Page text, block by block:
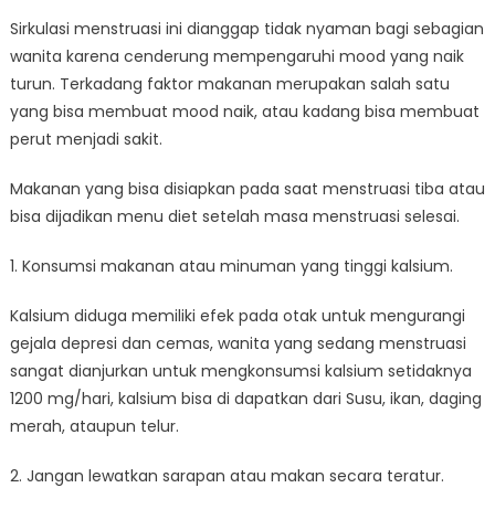
Sirkulasi menstruasi ini dianggap tidak nyaman bagi sebagian
wanita karena cenderung mempengaruhi mood yang naik
turun. Terkadang faktor makanan merupakan salah satu
yang bisa membuat mood naik, atau kadang bisa membuat
perut menjadi sakit.
Makanan yang bisa disiapkan pada saat menstruasi tiba atau
bisa dijadikan menu diet setelah masa menstruasi selesai.
1. Konsumsi makanan atau minuman yang tinggi kalsium⁠.
Kalsium diduga memiliki efek pada otak untuk mengurangi
gejala depresi dan cemas, wanita yang sedang menstruasi
sangat dianjurkan untuk mengkonsumsi kalsium setidaknya
1200 mg/hari, kalsium bisa di dapatkan dari Susu, ikan, daging
merah, ataupun telur.⁠
2. Jangan lewatkan sarapan atau makan secara teratur⁠.